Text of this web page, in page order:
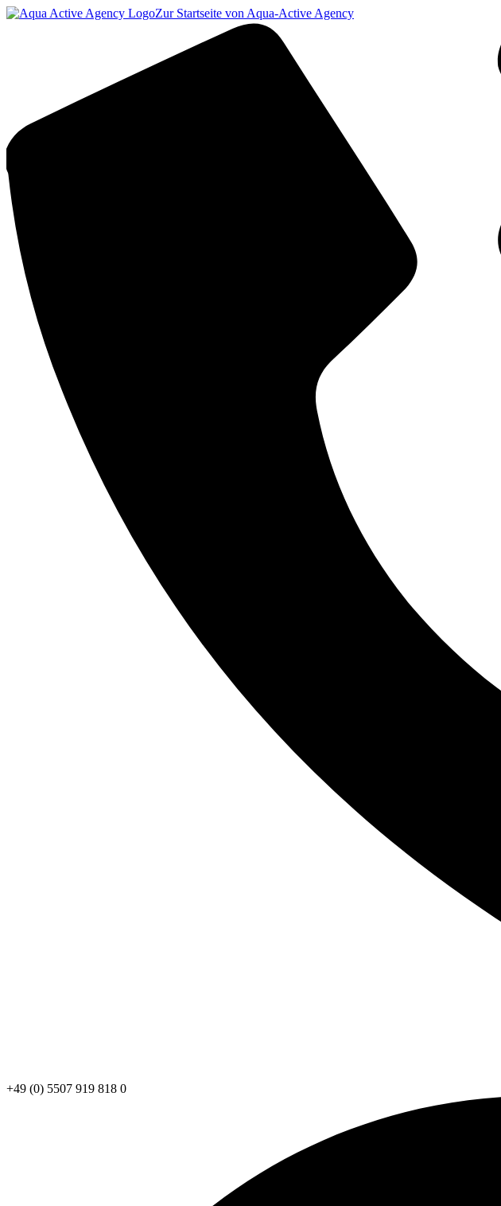
Zur Startseite von Aqua-Active Agency
+49 (0) 5507 919 818 0